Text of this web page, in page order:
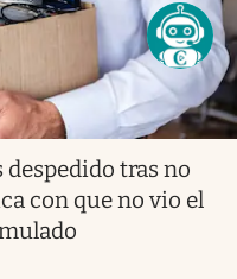
tras no
con que no vio el